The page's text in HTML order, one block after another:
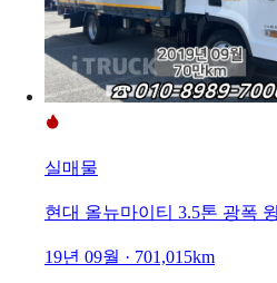
실매물
현대 올뉴마이티 3.5톤 광폭
19년 09월 · 701,015km